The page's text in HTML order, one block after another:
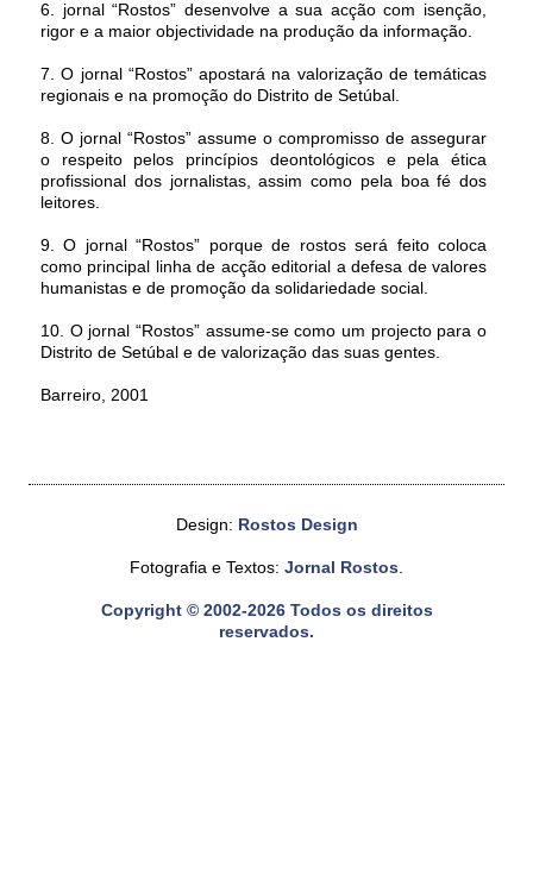
6. jornal “Rostos” desenvolve a sua acção com isenção,
rigor e a maior objectividade na produção da informação.
7. O jornal “Rostos” apostará na valorização de temáticas
regionais e na promoção do Distrito de Setúbal.
8. O jornal “Rostos” assume o compromisso de assegurar
o respeito pelos princípios deontológicos e pela ética
profissional dos jornalistas, assim como pela boa fé dos
leitores.
9. O jornal “Rostos” porque de rostos será feito coloca
como principal linha de acção editorial a defesa de valores
humanistas e de promoção da solidariedade social.
10. O jornal “Rostos” assume-se como um projecto para o
Distrito de Setúbal e de valorização das suas gentes.
Barreiro, 2001
Design: Rostos Design
Fotografia e Textos: Jornal Rostos
Copyright © 2002-2026 Todos os direitos
reservados.